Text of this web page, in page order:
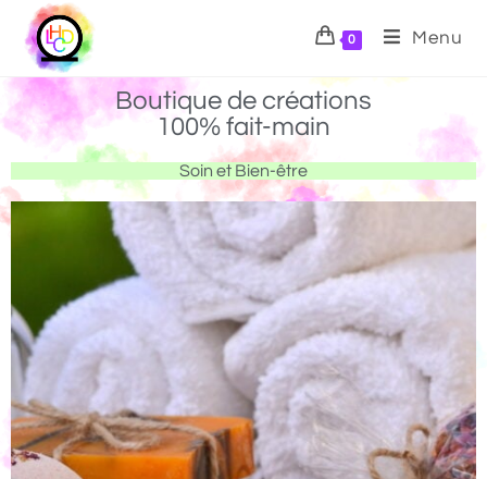
0 Menu
Boutique de créations
100% fait-main
Soin et Bien-être